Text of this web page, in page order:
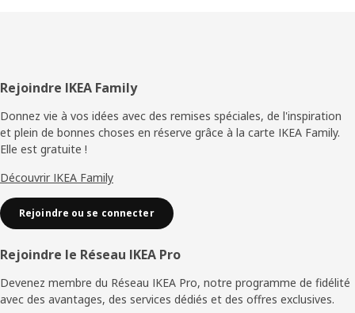
Pied
de
page
Rejoindre IKEA Family
Donnez vie à vos idées avec des remises spéciales, de l'inspiration
et plein de bonnes choses en réserve grâce à la carte IKEA Family.
Elle est gratuite !
Découvrir IKEA Family
Rejoindre ou se connecter
Rejoindre le Réseau IKEA Pro
Devenez membre du Réseau IKEA Pro, notre programme de fidélité
avec des avantages, des services dédiés et des offres exclusives.